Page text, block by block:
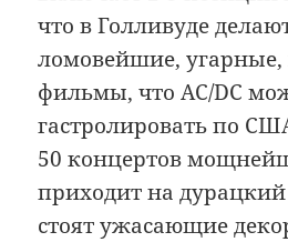
что в Голливуде
ломовейшие,
фильмы, что AC/DC
гастролировать по
50 концертов
приходит на дурацкий
стоят ужасающие